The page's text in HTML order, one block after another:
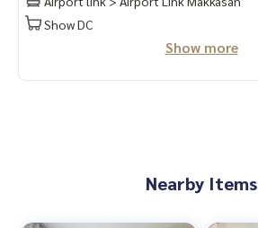
Show DC
Show more
Nearby Items